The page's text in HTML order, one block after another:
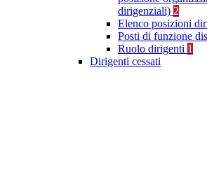
dirigenziali) 2
Elenco posizioni
Posti di funzione
Ruolo dirigenti 1
Dirigenti cessati